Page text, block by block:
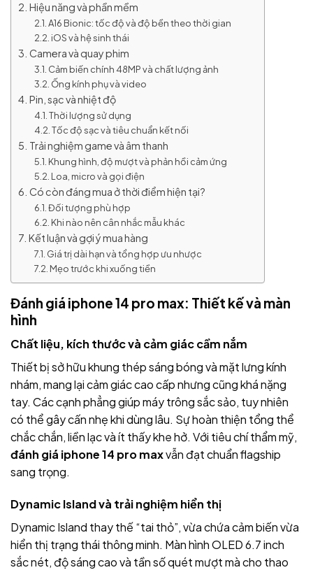
Hiệu năng và phần mềm
A16 Bionic: tốc độ và độ bền theo thời gian
iOS và hệ sinh thái
Camera và quay phim
Cảm biến chính 48MP và chất lượng ảnh
Ống kính phụ và video
Pin, sạc và nhiệt độ
Thời lượng sử dụng
Tốc độ sạc và tiêu chuẩn kết nối
Trải nghiệm game và âm thanh
Khung hình, độ mượt và phản hồi cảm ứng
Loa, micro và gọi điện
Có còn đáng mua ở thời điểm hiện tại?
Đối tượng phù hợp
Khi nào nên cân nhắc mẫu khác
Kết luận và gợi ý mua hàng
Giá trị dài hạn và tổng hợp ưu nhược
Mẹo trước khi xuống tiền
Đánh giá iphone 14 pro max: Thiết kế và màn
hình
Chất liệu, kích thước và cảm giác cầm nắm
Thiết bị sở hữu khung thép sáng bóng và mặt lưng kính
nhám, mang lại cảm giác cao cấp nhưng cũng khá nặng
tay. Các cạnh phẳng giúp máy trông sắc sảo, tuy nhiên
có thể gây cấn nhẹ khi dùng lâu. Sự hoàn thiện tổng thể
chắc chắn, liền lạc và ít thấy khe hở. Với tiêu chí thẩm mỹ,
đánh giá iphone 14 pro maxvẫn đạt chuẩn flagship
sang trọng.
Dynamic Island và trải nghiệm hiển thị
Dynamic Island thay thế “tai thỏ”, vừa chứa cảm biến vừa
hiển thị trạng thái thông minh. Màn hình OLED 6.7 inch
sắc nét, độ sáng cao và tần số quét mượt mà cho thao